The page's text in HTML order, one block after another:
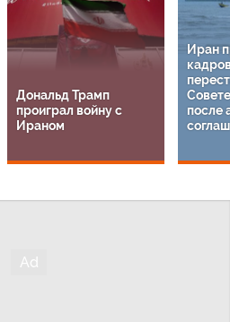
Дональд Трамп
проиграл войну с
Ираном
Иран
после